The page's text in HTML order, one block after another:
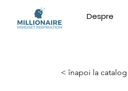
Despre
< înapoi la catalog